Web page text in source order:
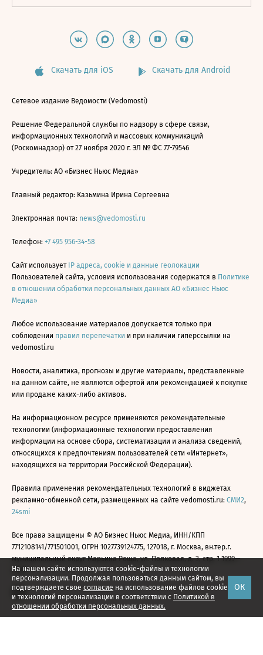
На нашем сайте используются cookie-файлы и технологии
персонализации. Продолжая пользоваться данным сайтом, вы
подтверждаете свое согласие на использование файлов cookie
и технологий персонализации в соответствии с Политикой в
отношении обработки персональных данных.
ОК
Скачать для iOS Скачать для Android
Сетевое издание Ведомости (Vedomosti)
Решение Федеральной службы по надзору в сфере связи,
информационных технологий и массовых коммуникаций
(Роскомнадзор) от 27 ноября 2020 г. ЭЛ № ФС 77-79546
Учредитель: АО «Бизнес Ньюс Медиа»
Главный редактор: Казьмина Ирина Сергеевна
Электронная почта: news@vedomosti.ru
Телефон: +7 495 956-34-58
Сайт использует IP адреса, cookie и данные геолокации
Пользователей сайта, условия использования содержатся в Политике
в отношении обработки персональных данных АО «Бизнес Ньюс
Медиа»
Любое использование материалов допускается только при
соблюдении правил перепечатки и при наличии гиперссылки на
vedomosti.ru
Новости, аналитика, прогнозы и другие материалы, представленные
на данном сайте, не являются офертой или рекомендацией к покупке
или продаже каких-либо активов.
На информационном ресурсе применяются рекомендательные
технологии (информационные технологии предоставления
информации на основе сбора, систематизации и анализа сведений,
относящихся к предпочтениям пользователей сети «Интернет»,
находящихся на территории Российской Федерации).
Правила применения рекомендательных технологий в виджетах
рекламно-обменной сети, размещенных на сайте vedomosti.ru: СМИ2,
24smi
Все права защищены © АО Бизнес Ньюс Медиа, ИНН/КПП
7712108141/771501001, ОГРН 1027739124775, 127018, г. Москва, вн.тер.г.
муниципальный округ Марьина Роща, ул. Полковая, д. 3, стр. 1 1999—
2026